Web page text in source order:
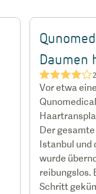
Daumen
★★★★☆
Vor etwa
Der
Istanbul und
wurde
reibungslos.
Schritt